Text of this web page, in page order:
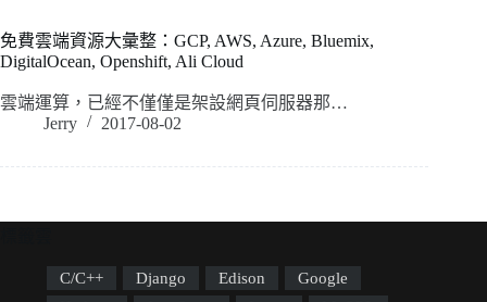
免費雲端資源大彙整：GCP, AWS, Azure, Bluemix,
DigitalOcean, Openshift, Ali Cloud
雲端運算，已經不僅僅是架設網頁伺服器那…
Jerry
2017-08-02
C/C++ Django Edison
Google